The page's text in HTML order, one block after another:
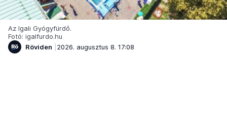
Az Igali Gyógyfürdő.
Fotó: igalfurdo.hu
Röviden
2026. augusztus 8. 17:08